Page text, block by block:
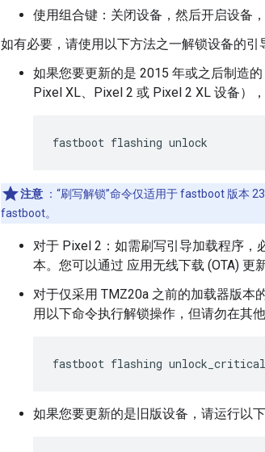
使用组合键：关闭设备，然后开启设备
如有必要，请使用以下方法之一解锁设备的引
如果您要更新的是 2015 年或之后制造
Pixel XL、Pixel 2 或 Pixel 2 XL 设备）
注意 ：“刷写解锁”命令仅适用于 fastboot 版本
fastboot。
对于 Pixel 2：如需刷写引导加载程序，
本。您可以通过 应用无线下载 (OTA) 更
对于仅采用 TMZ20a 之前的加载器版本
用以下命令执行解锁操作，但请勿在其
如果您要更新的是旧版设备，请运行以下